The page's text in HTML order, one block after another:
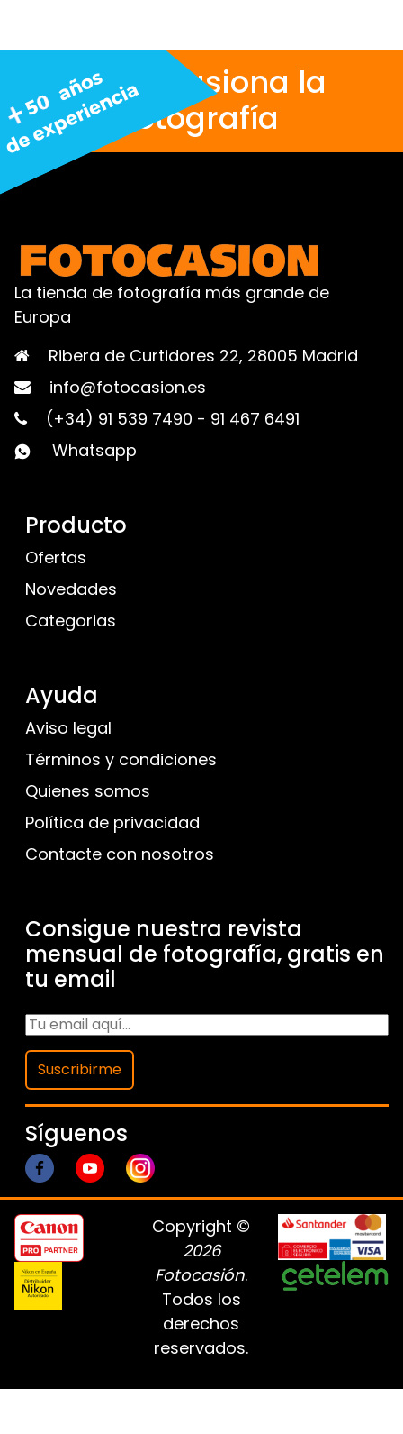
Nos apasiona la
fotografía
La tienda de fotografía más grande de
Europa
Ribera de Curtidores 22, 28005 Madrid
info@fotocasion.es
(+34) 91 539 7490 - 91 467 6491
Whatsapp
Producto
Ofertas
Novedades
Categorias
Ayuda
Aviso legal
Términos y condiciones
Quienes somos
Política de privacidad
Contacte con nosotros
Consigue nuestra revista
mensual de fotografía, gratis en
tu email
Suscribirme
Síguenos
Copyright ©
2026
Fotocasión.
Todos los
derechos
reservados.